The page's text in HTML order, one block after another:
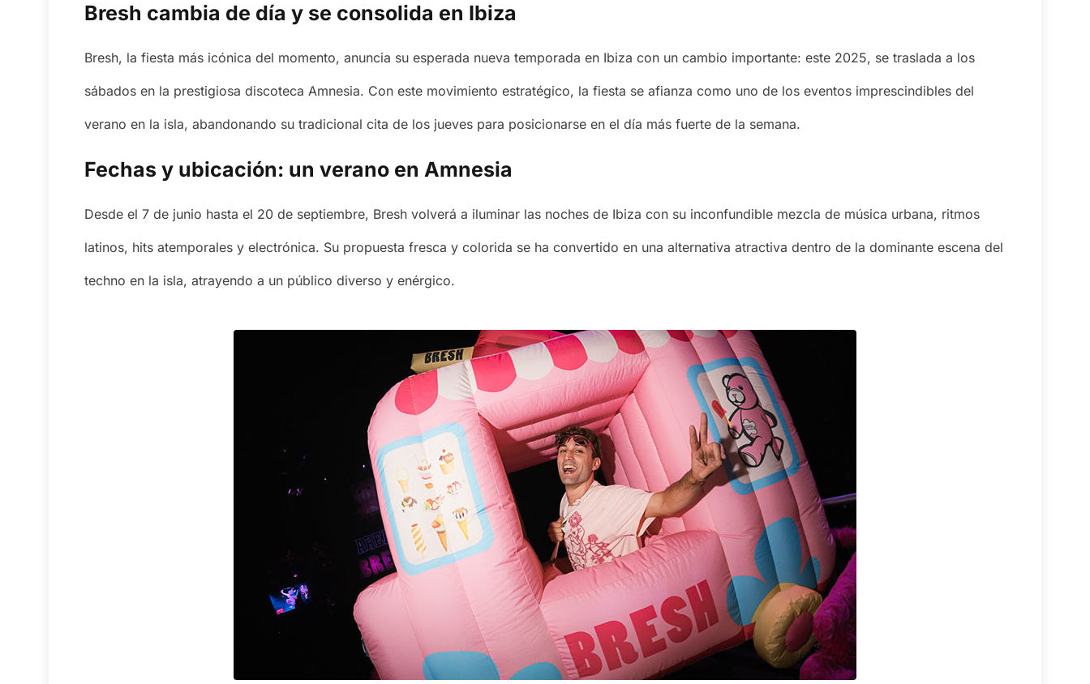
Bresh cambia de día y se consolida en Ibiza
Bresh, la fiesta más icónica del momento, anuncia su esperada nueva temporada en Ibiza con un cambio importante: este 2025, se traslada a los
sábados en la prestigiosa discoteca Amnesia. Con este movimiento estratégico, la fiesta se afianza como uno de los eventos imprescindibles del
verano en la isla, abandonando su tradicional cita de los jueves para posicionarse en el día más fuerte de la semana.
Fechas y ubicación: un verano en Amnesia
Desde el 7 de junio hasta el 20 de septiembre, Bresh volverá a iluminar las noches de Ibiza con su inconfundible mezcla de música urbana, ritmos
latinos, hits atemporales y electrónica. Su propuesta fresca y colorida se ha convertido en una alternativa atractiva dentro de la dominante escena del
techno en la isla, atrayendo a un público diverso y enérgico.